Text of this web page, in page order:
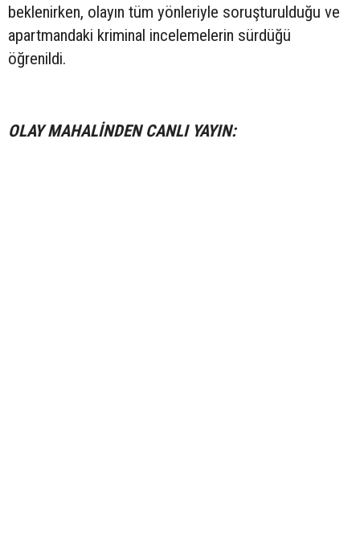
beklenirken, olayın tüm yönleriyle soruşturulduğu ve
apartmandaki kriminal incelemelerin sürdüğü
öğrenildi.
OLAY MAHALİNDEN CANLI YAYIN: